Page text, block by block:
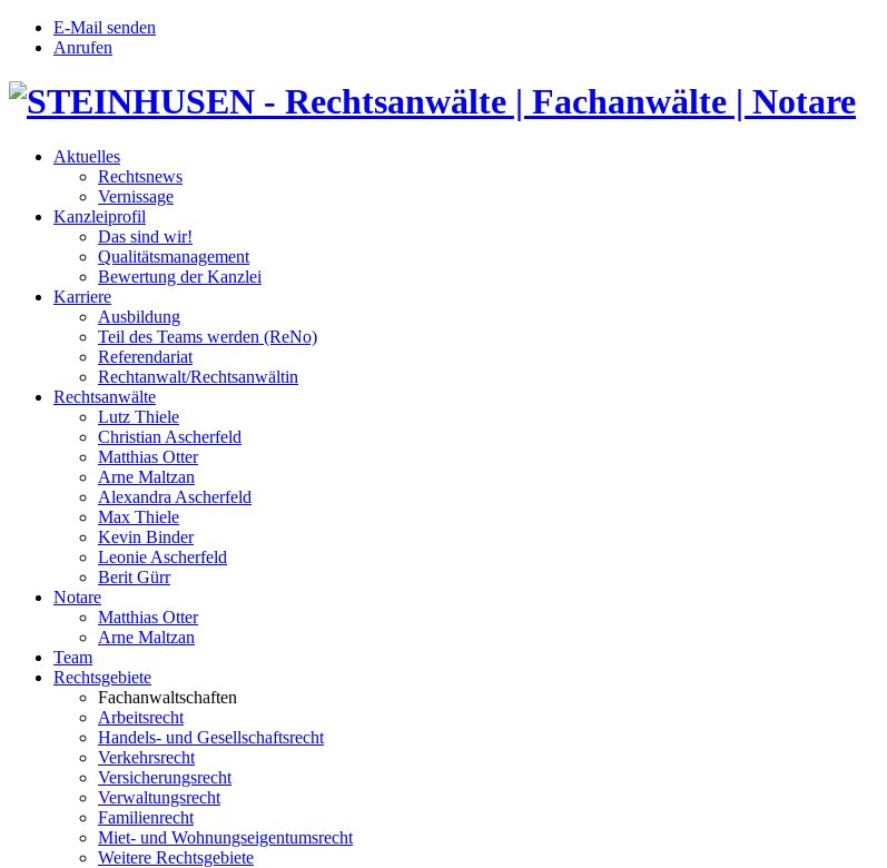
E-Mail senden
Anrufen
Aktuelles
Rechtsnews
Vernissage
Kanzleiprofil
Das sind wir!
Qualitätsmanagement
Bewertung der Kanzlei
Karriere
Ausbildung
Teil des Teams werden (ReNo)
Referendariat
Rechtanwalt/Rechtsanwältin
Rechtsanwälte
Lutz Thiele
Christian Ascherfeld
Matthias Otter
Arne Maltzan
Alexandra Ascherfeld
Max Thiele
Kevin Binder
Leonie Ascherfeld
Berit Gürr
Notare
Matthias Otter
Arne Maltzan
Team
Rechtsgebiete
Fachanwaltschaften
Arbeitsrecht
Handels- und Gesellschaftsrecht
Verkehrsrecht
Versicherungsrecht
Verwaltungsrecht
Familienrecht
Miet- und Wohnungseigentumsrecht
Weitere Rechtsgebiete